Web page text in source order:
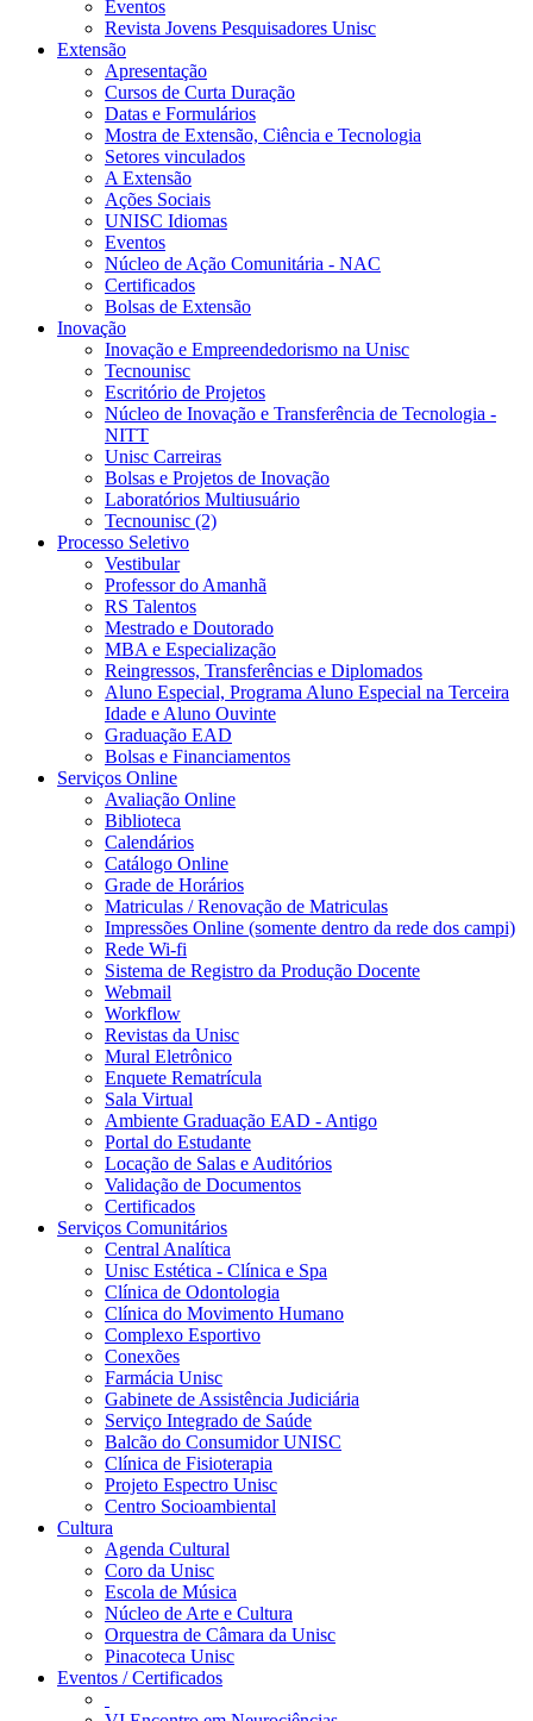
Eventos
Revista Jovens Pesquisadores Unisc
Extensão
Apresentação
Cursos de Curta Duração
Datas e Formulários
Mostra de Extensão, Ciência e Tecnologia
Setores vinculados
A Extensão
Ações Sociais
UNISC Idiomas
Eventos
Núcleo de Ação Comunitária - NAC
Certificados
Bolsas de Extensão
Inovação
Inovação e Empreendedorismo na Unisc
Tecnounisc
Escritório de Projetos
Núcleo de Inovação e Transferência de Tecnologia -
NITT
Unisc Carreiras
Bolsas e Projetos de Inovação
Laboratórios Multiusuário
Tecnounisc (2)
Processo Seletivo
Vestibular
Professor do Amanhã
RS Talentos
Mestrado e Doutorado
MBA e Especialização
Reingressos, Transferências e Diplomados
Aluno Especial, Programa Aluno Especial na Terceira
Idade e Aluno Ouvinte
Graduação EAD
Bolsas e Financiamentos
Serviços Online
Avaliação Online
Biblioteca
Calendários
Catálogo Online
Grade de Horários
Matriculas / Renovação de Matriculas
Impressões Online (somente dentro da rede dos campi)
Rede Wi-fi
Sistema de Registro da Produção Docente
Webmail
Workflow
Revistas da Unisc
Mural Eletrônico
Enquete Rematrícula
Sala Virtual
Ambiente Graduação EAD - Antigo
Portal do Estudante
Locação de Salas e Auditórios
Validação de Documentos
Certificados
Serviços Comunitários
Central Analítica
Unisc Estética - Clínica e Spa
Clínica de Odontologia
Clínica do Movimento Humano
Complexo Esportivo
Conexões
Farmácia Unisc
Gabinete de Assistência Judiciária
Serviço Integrado de Saúde
Balcão do Consumidor UNISC
Clínica de Fisioterapia
Projeto Espectro Unisc
Centro Socioambiental
Cultura
Agenda Cultural
Coro da Unisc
Escola de Música
Núcleo de Arte e Cultura
Orquestra de Câmara da Unisc
Pinacoteca Unisc
Eventos / Certificados